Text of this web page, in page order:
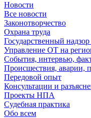
Новости
Все новости
Законотворчество
Охрана труда
Государственный
Управление ОТ на
События, интервью,
Происшествия, аварии,
Передовой опыт
Консультации и
Проекты НПА
Судебная практика
Обо всем